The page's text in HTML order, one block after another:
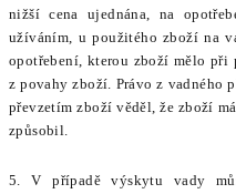
nižší cena ujednána, na
užíváním, u použitého zboží na
opotřebení, kterou zboží mělo
z povahy zboží. Právo z vadného
převzetím zboží věděl, že zboží
způsobil.
5. V případě výskytu vady